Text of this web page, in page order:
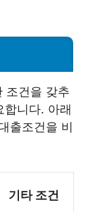
조건을 갖추
니다. 아래
출조건을 비
기타 조건